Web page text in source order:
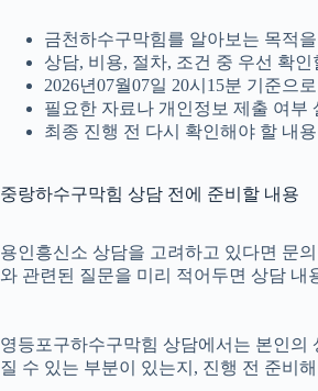
금천하수구막힘를 알아보는 목적을
상담, 비용, 절차, 조건 중 우선 확인
2026년07월07일 20시15분 기준으
필요한 자료나 개인정보 제출 여부
최종 진행 전 다시 확인해야 할 내용
중랑하수구막힘 상담 전에 준비할 내용
용인흥신소 상담을 고려하고 있다면 문
와 관련된 질문을 미리 적어두면 상담
영등포구하수구막힘 상담에서는 본인의
질 수 있는 부분이 있는지, 진행 전 준비